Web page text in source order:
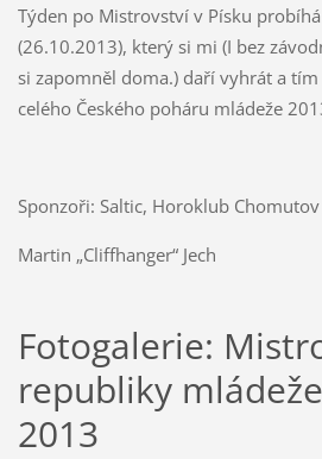
Týden po Mistrovství v Písku
(26.10.2013), který si mi (I bez
si zapomněl doma.) daří vyhrát a
celého Českého poháru mládeže
Sponzoři: Saltic, Horoklub Chomutov
Martin „Cliffhanger“ Jech
Fotogalerie:
republiky
2013